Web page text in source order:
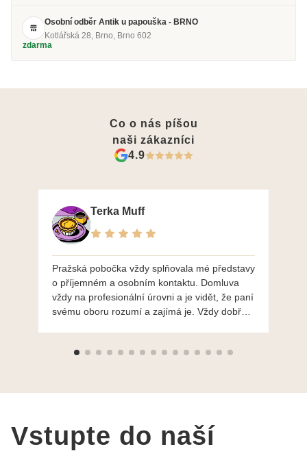
Osobní odběr Antik u papouška - BRNO
Kotlářská 28, Brno, Brno 602
zdarma
Co o nás píšou
naši zákazníci
4.9
Terka Muff
Pražská pobočka vždy splňovala mé představy
o příjemném a osobním kontaktu. Domluva
vždy na profesionální úrovni a je vidět, že paní
svému oboru rozumí a zajímá je. Vždy dobře a
výběru, jak už bylo napsáno - na požádání
Vstupte do naší